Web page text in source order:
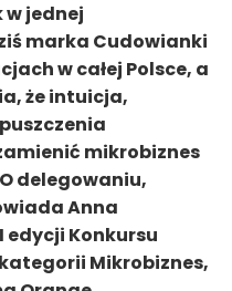
w jednej
marka Cudowianki
w całej Polsce, a
że intuicja,
mikrobiznes
delegowaniu,
Anna
edycji Konkursu
Mikrobiznes,